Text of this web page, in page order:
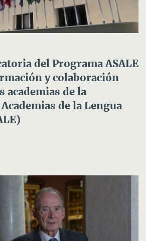
del Programa ASALE
y colaboración
academias de la
de la Lengua